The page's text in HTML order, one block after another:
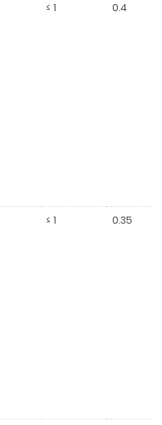
≤ 1 0.4
≤ 1 0.35